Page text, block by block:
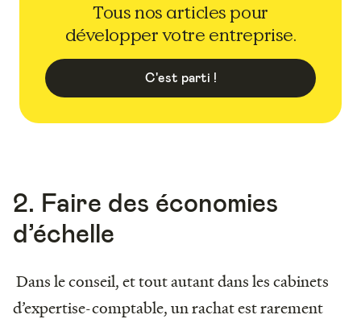
Tous nos articles pour
développer votre entreprise.
C'est parti !
2. Faire des économies
d’échelle
Dans le conseil, et tout autant dans les cabinets
d’expertise-comptable, un rachat est rarement